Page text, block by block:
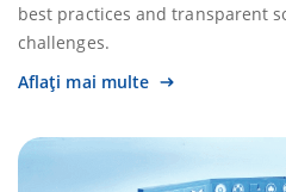
best practices and transparent
challenges.
Aflați mai multe